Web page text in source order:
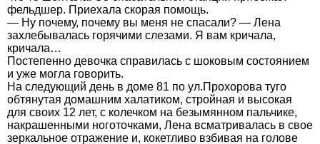
фельдшер. Приехала скорая помощь.
— Ну почему, почему вы меня не спасали? — Лена
захлебывалась горячими слезами. Я вам кричала,
кричала…
Постепенно девочка справилась с шоковым состоянием
и уже могла говорить.
На следующий день в доме 81 по ул.Прохорова туго
обтянутая домашним халатиком, стройная и высокая
для своих 12 лет, с колечком на безымянном пальчике,
накрашенными ноготочками, Лена всматривалась в свое
зеркальное отражение и, кокетливо взбивая на голове